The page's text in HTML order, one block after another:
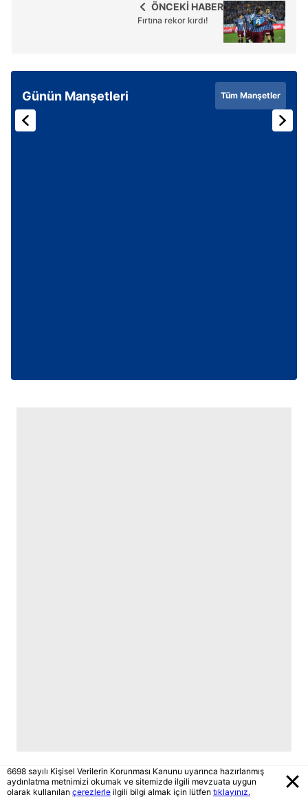
ÖNCEKİ HABER
Fırtına rekor kırdı!
Günün Manşetleri Tüm Manşetler
6698 sayılı Kişisel Verilerin Korunması Kanunu uyarınca hazırlanmış
aydınlatma metnimizi okumak ve sitemizde ilgili mevzuata uygun
olarak kullanılan çerezlerle ilgili bilgi almak için lütfen tıklayınız.